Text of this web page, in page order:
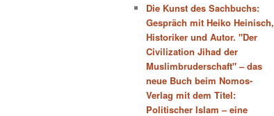
Die Kunst des Sachbuchs:
Gespräch mit Heiko Heinisch,
Historiker und Autor. "Der
Civilization Jihad der
Muslimbruderschaft" – das
neue Buch beim Nomos-
Verlag mit dem Titel:
Politischer Islam – eine